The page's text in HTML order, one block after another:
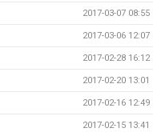
2017-03-07 08:55
2017-03-06 12:07
2017-02-28 16:12
2017-02-20 13:01
2017-02-16 12:49
2017-02-15 13:41